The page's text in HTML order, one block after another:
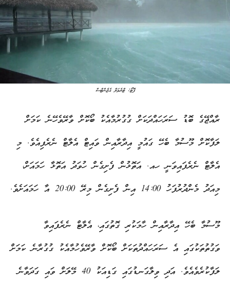
ފޮޓޯ: ޓްރެވަލް އެޖެންޓްސް
ރާއްޖޭގެ ބޮޑު ސަރަހައްދަކަށް ގުގުރުމާއެކު ބޯކޮށް ވާރޭވެހޭނެ ކަމަށް
ލަފާކޮށް މޫސުމާ ބެހޭ ގައުމީ އިދާރާއިން ވައިޓް އެލާޓް ނެރެފިއެވެ. މި
އެލާޓް ނެރެފައިވަނީ ހއ. އަތޮޅުން ފެށިގެން ހުވަދު އަތޮޅާ ހަމައަށް،
މިއަދު މެންދުރުފަހު 14:00 އިން ފެށިގެން މިރޭ 20:00 އާ ހަމައަށެވެ.
މޫސުމާ ބެހޭ އިދާރާއިން ހާމަކުރި ގޮތުގައި، އެލާޓް ނެރެފައިވާ
ވަގުތުތަކުގައި އެ ސަރަހައްދުތަކަށް ބޯކޮށް ވާރޭވެހުމާއެކު ގުގުރާނެ ކަމަށް
ލަފާކުރެވެއެވެ. އަދި ވިލާގަނޑުގައި ގަޑިއަކު 40 މޭލަށް ވައި ގަދަވާނެ